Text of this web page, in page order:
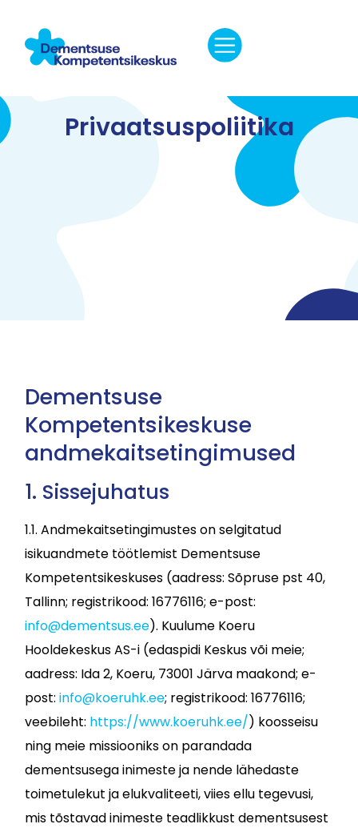
Privaatsuspoliitika
Dementsuse
Kompetentsikeskuse
andmekaitsetingimused
1. Sissejuhatus
1.1. Andmekaitsetingimustes on selgitatud
isikuandmete töötlemist Dementsuse
Kompetentsikeskuses (aadress: Sõpruse pst 40,
Tallinn; registrikood: 16776116; e-post:
info@dementsus.ee). Kuulume Koeru
Hooldekeskus AS-i (edaspidi Keskus või meie;
aadress: Ida 2, Koeru, 73001 Järva maakond; e-
post: info@koeruhk.ee; registrikood: 16776116;
veebileht: https://www.koeruhk.ee/) koosseisu
ning meie missiooniks on parandada
dementsusega inimeste ja nende lähedaste
toimetulekut ja elukvaliteeti, viies ellu tegevusi,
mis tõstavad inimeste teadlikkust dementsusest